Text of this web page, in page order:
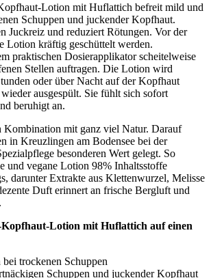
Lotion mit Huflattich befreit mild und
Schuppen und juckender Kopfhaut.
Juckreiz und reduziert Rötungen. Vor der
Lotion kräftig geschüttelt werden.
praktischen Dosierapplikator scheitelweise
Stellen auftragen. Die Lotion wird
oder über Nacht auf der Kopfhaut
ausgespült. Sie fühlt sich sofort
beruhigt an.
Kombination mit ganz viel Natur. Darauf
in Kreuzlingen am Bodensee bei der
besonderen Wert gelegt. So
und vegane Lotion 98% Inhaltsstoffe
darunter Extrakte aus Klettenwurzel, Melisse
Duft erinnert an frische Bergluft und
Lotion mit Huflattich auf einen
trockenen Schuppen
Schuppen und juckender Kopfhaut